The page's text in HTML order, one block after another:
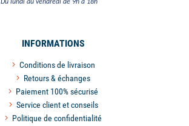
Du lundi au vendredi de 9h à 18h
INFORMATIONS
Conditions de livraison
Retours & échanges
Paiement 100% sécurisé
Service client et conseils
Politique de confidentialité